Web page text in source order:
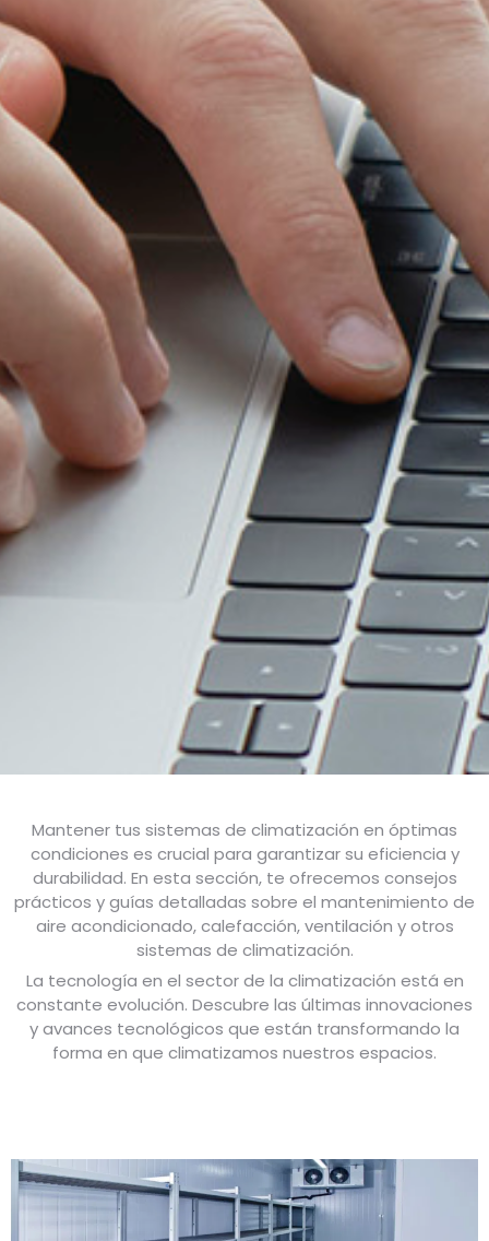
Mantener tus sistemas de climatización en óptimas
condiciones es crucial para garantizar su eficiencia y
durabilidad. En esta sección, te ofrecemos consejos
prácticos y guías detalladas sobre el mantenimiento de
aire acondicionado, calefacción, ventilación y otros
sistemas de climatización.
La tecnología en el sector de la climatización está en
constante evolución. Descubre las últimas innovaciones
y avances tecnológicos que están transformando la
forma en que climatizamos nuestros espacios.